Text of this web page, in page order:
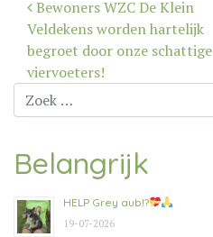
navigatie
Bewoners WZC De Klein
Veldekens worden hartelijk
begroet door onze schattige
viervoeters!
Zoek
naar:
Belangrijk
HELP Grey aub!?
19-07-2026